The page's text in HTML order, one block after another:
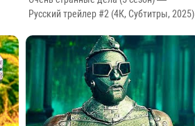
Русский трейлер #2 (4К, Субтитры, 2025)